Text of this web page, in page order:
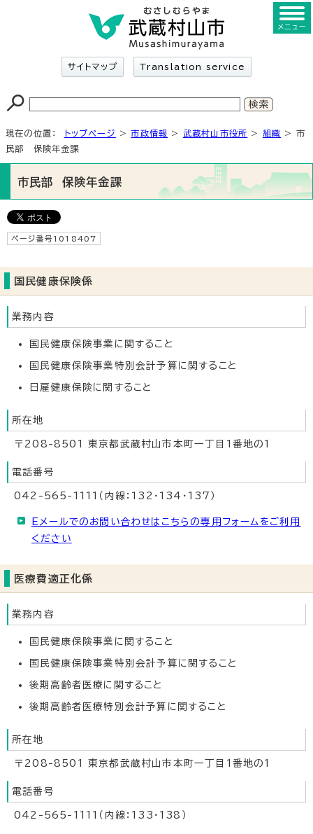
サイトマップ Translation service
メニュー
現在の位置： トップページ >市政情報 > 武蔵村山市役所 > 組織 > 市
民部 保険年金課
市民部 保険年金課
ページ番号1018407
国民健康保険係
業務内容
国民健康保険事業に関すること
国民健康保険事業特別会計予算に関すること
日雇健康保険に関すること
所在地
〒208-8501 東京都武蔵村山市本町一丁目1番地の1
電話番号
042-565-1111（内線：132・134・137）
Eメールでのお問い合わせはこちらの専用フォームをご利用
ください
医療費適正化係
業務内容
国民健康保険事業に関すること
国民健康保険事業特別会計予算に関すること
後期高齢者医療に関すること
後期高齢者医療特別会計予算に関すること
所在地
〒208-8501 東京都武蔵村山市本町一丁目1番地の1
電話番号
042-565-1111（内線：133・138）